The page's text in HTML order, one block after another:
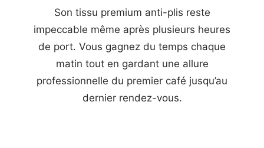
Son tissu premium anti-plis reste
impeccable même après plusieurs heures
de port. Vous gagnez du temps chaque
matin tout en gardant une allure
professionnelle du premier café jusqu’au
dernier rendez-vous.